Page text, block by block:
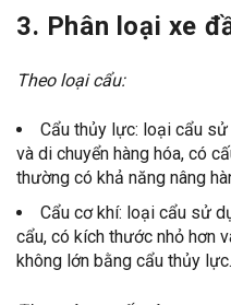
3. Phân loại xe
Theo loại cẩu:
Cẩu thủy lực: loại cẩu
và di chuyển hàng hóa, có
thường có khả năng nâng
Cẩu cơ khí: loại cẩu sử
cẩu, có kích thước nhỏ hơn
không lớn bằng cẩu thủy lực.